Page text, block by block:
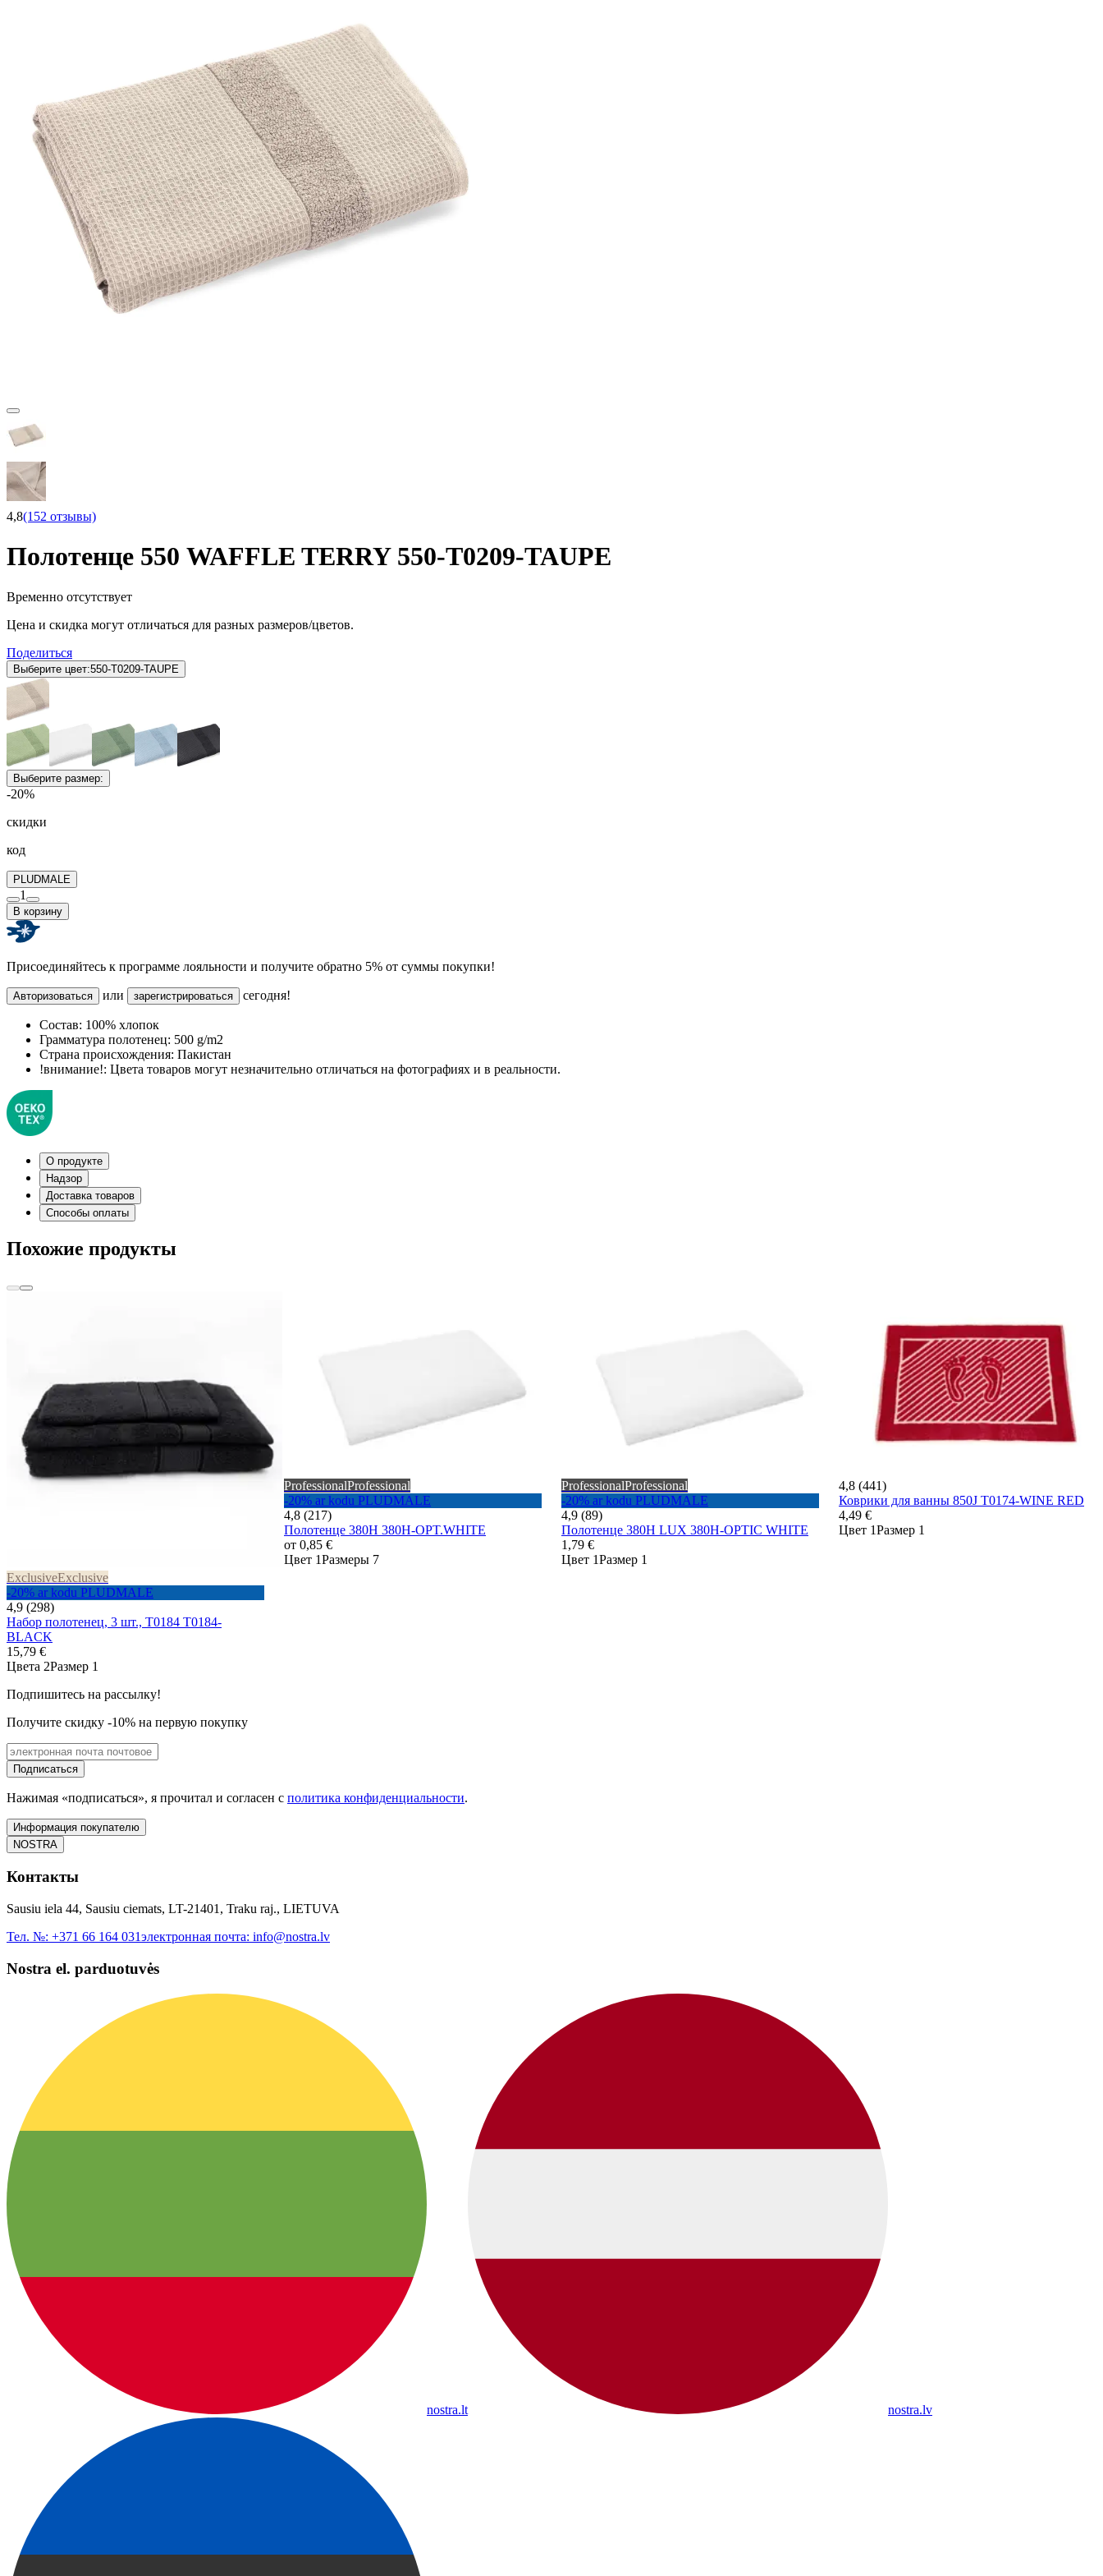
4,8(152 отзывы)
Полотенце 550 WAFFLE TERRY 550-T0209-TAUPE
Временно отсутствует
Цена и скидка могут отличаться для разных размеров/цветов.
Поделиться
Выберите цвет:550-T0209-TAUPE
Выберите размер:
-20%
скидки
код
PLUDMALE
1
В корзину
Присоединяйтесь к программе лояльности и получите обратно 5% от суммы покупки!
Авторизоваться или зарегистрироваться сегодня!
Состав: 100% хлопок
Грамматура полотенец: 500 g/m2
Страна происхождения: Пакистан
!внимание!: Цвета товаров могут незначительно отличаться на фотографиях и в реальности.
О продукте
Надзор
Доставка товаров
Способы оплаты
Похожие продукты
ExclusiveExclusive
-20% ar kodu PLUDMALE
4,9 (298)
Набор полотенец, 3 шт., T0184 T0184-
BLACK
15,79 €
Цвета 2Размер 1
ProfessionalProfessional
-20% ar kodu PLUDMALE
4,8 (217)
Полотенце 380H 380H-OPT.WHITE
от 0,85 €
Цвет 1Размеры 7
ProfessionalProfessional
-20% ar kodu PLUDMALE
4,9 (89)
Полотенце 380H LUX 380H-OPTIC WHITE
1,79 €
Цвет 1Размер 1
4,8 (441)
Коврики для ванны 850J T0174-WINE RED
4,49 €
Цвет 1Размер 1
Подпишитесь на рассылку!
Получите скидку -10% на первую покупку
Подписаться
Нажимая «подписаться», я прочитал и согласен с политика конфиденциальности.
Информация покупателю
NOSTRA
Контакты
Sausiu iela 44, Sausiu ciemats, LT-21401, Traku raj., LIETUVA
Тел. №: +371 66 164 031электронная почта: info@nostra.lv
Nostra el. parduotuvės
nostra.lt nostra.lv